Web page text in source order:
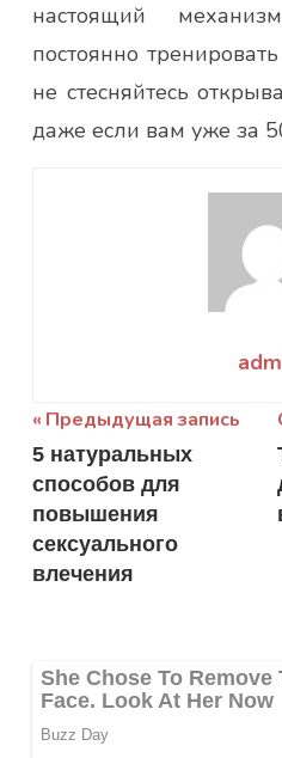
настоящий
постоянно
не стесняйтесь
даже если вам уже за
Навигация
по
записям
Предыдущая запись
5 натуральных
способов для
повышения
сексуального
влечения